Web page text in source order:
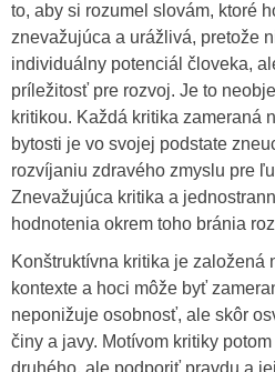
to, aby si rozumel slovám, ktoré
znevažujúca a urážlivá, pretože
individuálny potenciál človeka,
príležitosť pre rozvoj. Je to
kritikou. Každá kritika zameraná
bytosti je vo svojej podstate
rozvíjaniu zdravého zmyslu pre
Znevažujúca kritika a
hodnotenia okrem toho bránia
Konštruktívna kritika je založená
kontexte a hoci môže byť
neponižuje osobnosť, ale skôr
činy a javy. Motívom kritiky
druhého, ale podporiť pravdu a